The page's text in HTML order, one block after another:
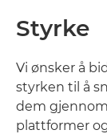
Styrke
Vi ønsker å
styrken til å
dem
plattformer